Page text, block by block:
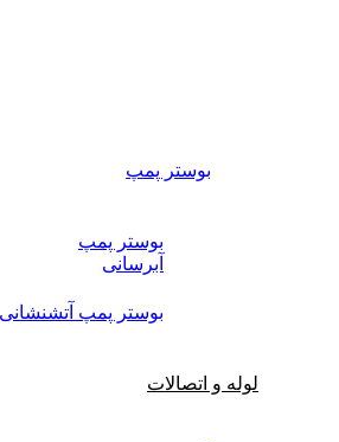
بوستر پمپ
بوستر پمپ
آبرسانی
بوستر پمپ آتشنشانی
لوله و اتصالات